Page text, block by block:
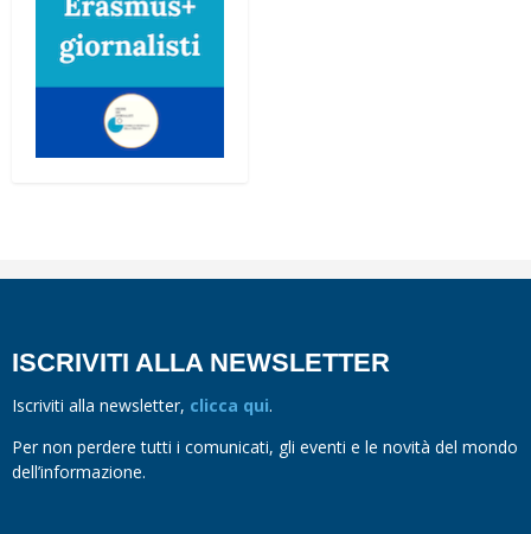
ISCRIVITI ALLA NEWSLETTER
Iscriviti alla newsletter, clicca qui.
Per non perdere tutti i comunicati, gli eventi e le novità del mondo
dell’informazione.